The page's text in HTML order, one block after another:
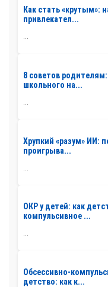
Как стать «крутым»:
привлекател...
...
8 советов
школьного на...
...
Хрупкий «разум» ИИ:
проигрыва...
ОКР у детей: как
компульсивное ...
...
Обсессивно-
детство: как к...